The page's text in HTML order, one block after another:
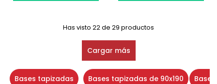
Has visto 22 de 29 productos
Cargar más
Bases tapizadas Bases tapizadas de 90x190